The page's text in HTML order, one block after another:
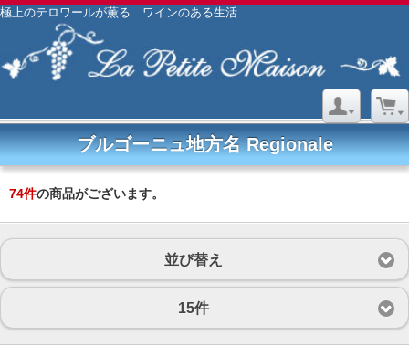
極上のテロワールが薫る ワインのある生活
ブルゴーニュ地方名 Regionale
74件の商品がございます。
並び替え
15件